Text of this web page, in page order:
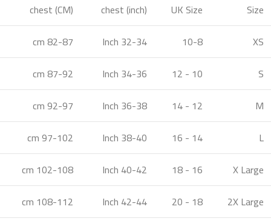
Size
UK Size
chest (inch)
chest (CM)
XS
10-8
32-34 Inch
82-87 cm
S
10 - 12
34-36 Inch
87-92 cm
M
12 - 14
36-38 Inch
92-97 cm
L
14 - 16
38-40 Inch
97-102 cm
X Large
16 - 18
40-42 Inch
102-108 cm
2X Large
18 - 20
42-44 Inch
108-112 cm